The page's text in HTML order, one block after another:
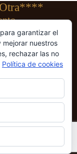
Otra****
Y LEÓN
47-241
garantizar el
nuestros
rechazar las no
Política de cookies